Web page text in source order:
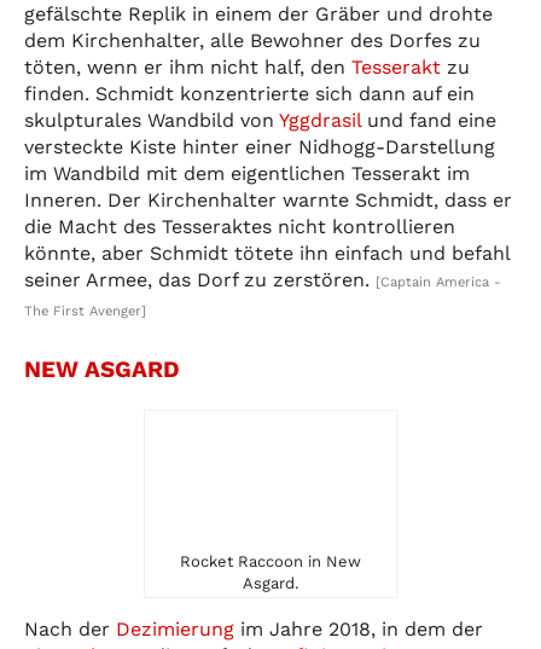
gefälschte Replik in einem der Gräber und drohte
dem Kirchenhalter, alle Bewohner des Dorfes zu
töten, wenn er ihm nicht half, den Tesserakt zu
finden. Schmidt konzentrierte sich dann auf ein
skulpturales Wandbild von Yggdrasilund fand eine
versteckte Kiste hinter einer Nidhogg-Darstellung
im Wandbild mit dem eigentlichen Tesserakt im
Inneren. Der Kirchenhalter warnte Schmidt, dass er
die Macht des Tesseraktes nicht kontrollieren
könnte, aber Schmidt tötete ihn einfach und befahl
seiner Armee, das Dorf zu zerstören. [Captain America -
The First Avenger]
NEW ASGARD
Rocket Raccoon in New
Asgard.
Nach der Dezimierung im Jahre 2018, in dem der